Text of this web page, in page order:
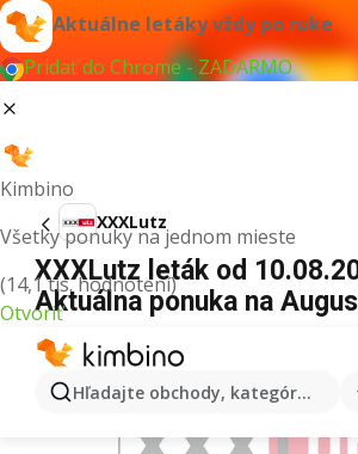
Aktuálne letáky vždy po ruke
Pridať do Chrome - ZADARMO
Kimbino
Všetky ponuky na jednom mieste
(14,1 tis. hodnotení)
Otvoriť
Hľadajte obchody, kategórie,
XXXLutz
XXXLutz leták od
Aktuálna ponuka na